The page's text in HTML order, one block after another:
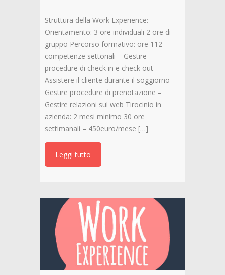
Struttura della Work Experience:
Orientamento: 3 ore individuali 2 ore di
gruppo Percorso formativo: ore 112
competenze settoriali – Gestire
procedure di check in e check out –
Assistere il cliente durante il soggiorno –
Gestire procedure di prenotazione –
Gestire relazioni sul web Tirocinio in
azienda: 2 mesi minimo 30 ore
settimanali – 450euro/mese […]
Leggi tutto